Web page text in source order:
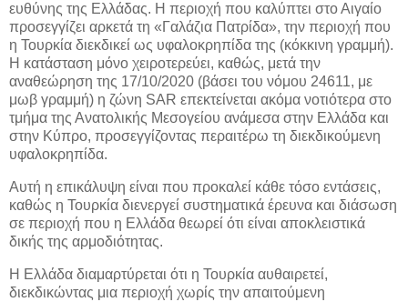
ευθύνης της Ελλάδας. Η περιοχή που καλύπτει στο Αιγαίο
προσεγγίζει αρκετά τη «Γαλάζια Πατρίδα», την περιοχή που
η Τουρκία διεκδικεί ως υφαλοκρηπίδα της (κόκκινη γραμμή).
Η κατάσταση μόνο χειροτερεύει, καθώς, μετά την
αναθεώρηση της 17/10/2020 (βάσει του νόμου 24611, με
μωβ γραμμή) η ζώνη SAR επεκτείνεται ακόμα νοτιότερα στο
τμήμα της Ανατολικής Μεσογείου ανάμεσα στην Ελλάδα και
στην Κύπρο, προσεγγίζοντας περαιτέρω τη διεκδικούμενη
υφαλοκρηπίδα.
Αυτή η επικάλυψη είναι που προκαλεί κάθε τόσο εντάσεις,
καθώς η Τουρκία διενεργεί συστηματικά έρευνα και διάσωση
σε περιοχή που η Ελλάδα θεωρεί ότι είναι αποκλειστικά
δικής της αρμοδιότητας.
Η Ελλάδα διαμαρτύρεται ότι η Τουρκία αυθαιρετεί,
διεκδικώντας μια περιοχή χωρίς την απαιτούμενη